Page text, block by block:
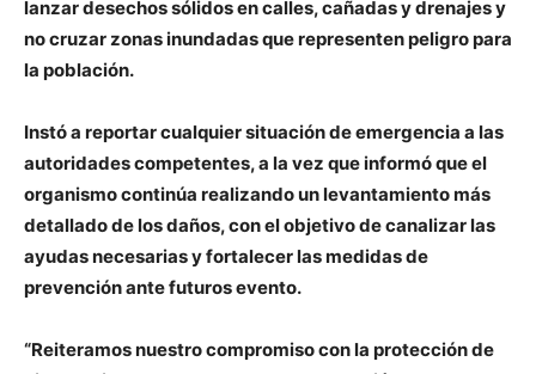
lanzar desechos sólidos en calles, cañadas y drenajes y
no cruzar zonas inundadas que representen peligro para
la población.
Instó a reportar cualquier situación de emergencia a las
autoridades competentes, a la vez que informó que el
organismo continúa realizando un levantamiento más
detallado de los daños, con el objetivo de canalizar las
ayudas necesarias y fortalecer las medidas de
prevención ante futuros evento.
“Reiteramos nuestro compromiso con la protección de